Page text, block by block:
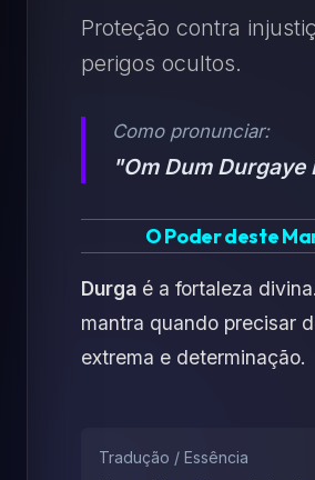
Proteção contra
perigos ocultos.
Como pronunciar:
"Om Dum Durgaye
O Poder deste
Durga é a fortaleza
mantra quando precisar
extrema e determinação.
Tradução / Essência